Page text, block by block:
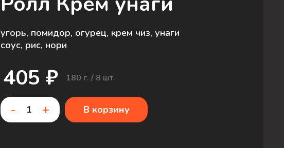
угорь, помидор, огурец, крем чиз, унаги
соус, рис, нори
405 ₽ 180 г. / 8 шт.
- + В корзину